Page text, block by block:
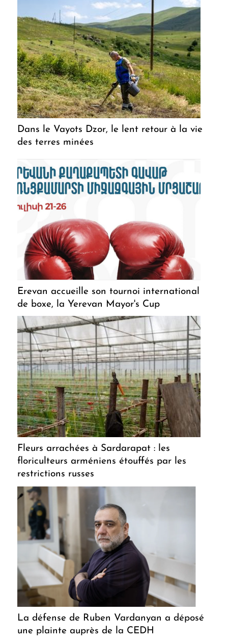
Dans le Vayots Dzor, le lent retour à la vie
des terres minées
Erevan accueille son tournoi international
de boxe, la Yerevan Mayor's Cup
Fleurs arrachées à Sardarapat : les
floriculteurs arméniens étouffés par les
restrictions russes
La défense de Ruben Vardanyan a déposé
une plainte auprès de la CEDH